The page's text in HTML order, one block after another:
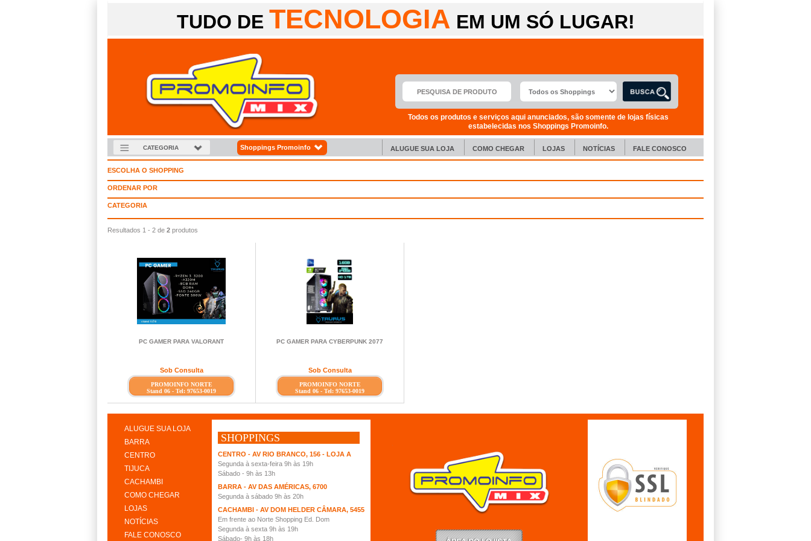
TUDO DE TECNOLOGIA EM UM SÓ LUGAR!
Todos os produtos e serviços aqui anunciados, são somente de lojas físicas
estabelecidas nos Shoppings Promoinfo.
CATEGORIA Shoppings Promoinfo ALUGUE SUA LOJA COMO CHEGAR LOJAS NOTÍCIAS FALE CONOSCO
ESCOLHA O SHOPPING
ORDENAR POR
CATEGORIA
Resultados 1 - 2 de 2 produtos
PC GAMER PARA VALORANT
Sob Consulta
PROMOINFO NORTE
Stand 06 - Tel: 97653-0019
PC GAMER PARA CYBERPUNK 2077
Sob Consulta
PROMOINFO NORTE
Stand 06 - Tel: 97653-0019
ALUGUE SUA LOJA
BARRA
CENTRO
TIJUCA
CACHAMBI
COMO CHEGAR
LOJAS
NOTÍCIAS
FALE CONOSCO
SHOPPINGS
CENTRO - AV RIO BRANCO, 156 - LOJA A
Segunda à sexta-feira 9h às 19h
Sábado - 9h às 13h
BARRA - AV DAS AMÉRICAS, 6700
Segunda à sábado 9h às 20h
CACHAMBI - AV DOM HELDER CÂMARA, 5455
Em frente ao Norte Shopping Ed. Dom
Segunda à sexta 9h às 19h
Sábado- 9h às 18h